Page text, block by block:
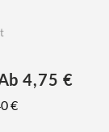
4,75 €
€